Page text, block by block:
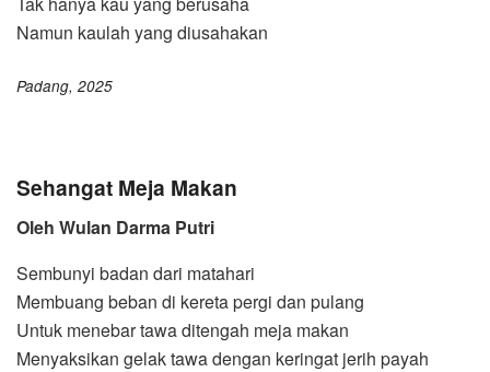
Namun kaulah yang diusahakan
Padang, 2025
Sehangat Meja Makan
Oleh Wulan Darma Putri
Sembunyi badan dari matahari
Membuang beban di kereta pergi dan pulang
Untuk menebar tawa ditengah meja makan
Menyaksikan gelak tawa dengan keringat jerih payah